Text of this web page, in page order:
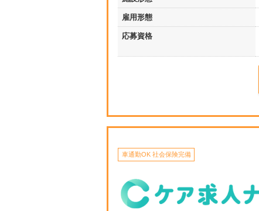
雇用形態
応募資格
車通勤OK 社会保険完備